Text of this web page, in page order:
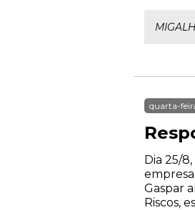
quarta-
Dia 25/
Gaspar
Riscos,